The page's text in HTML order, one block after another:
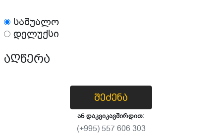
საშუალო
დელუქსი
აღწერა
შეძენა
ან დაკვიკავშირდით:
(+995) 557 606 303